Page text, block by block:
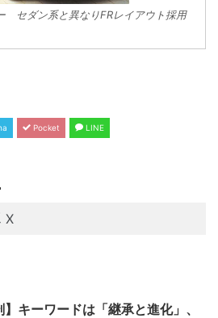
セダン系と異なりFRレイアウト採用
Pocket LINE
X
】キーワードは「継承と進化」、